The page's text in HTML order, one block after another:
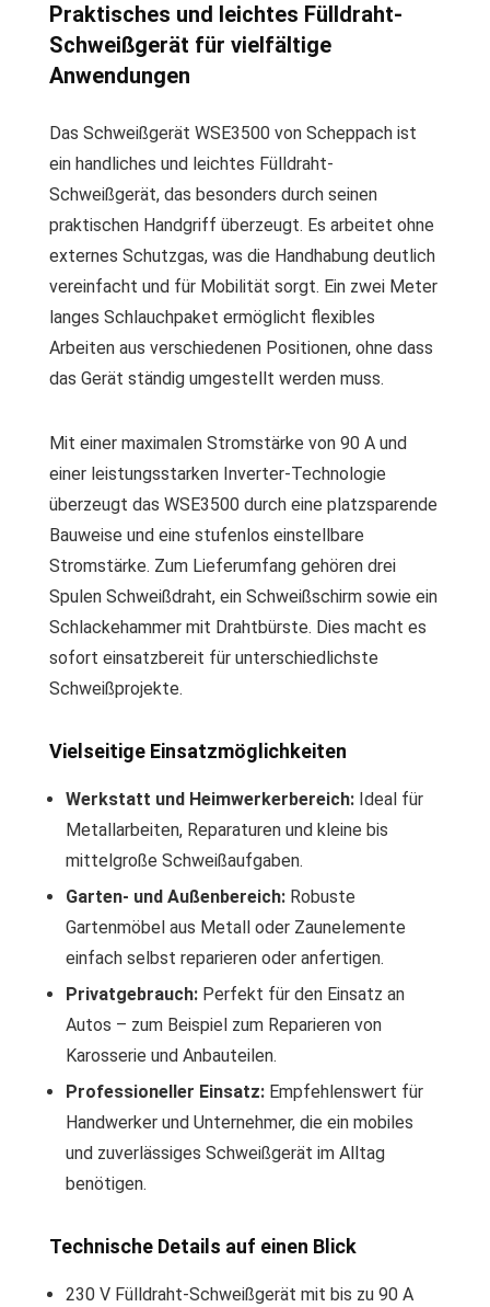
Praktisches und leichtes Fülldraht-
Schweißgerät für vielfältige
Anwendungen
Das Schweißgerät WSE3500 von Scheppach ist
ein handliches und leichtes Fülldraht-
Schweißgerät, das besonders durch seinen
praktischen Handgriff überzeugt. Es arbeitet ohne
externes Schutzgas, was die Handhabung deutlich
vereinfacht und für Mobilität sorgt. Ein zwei Meter
langes Schlauchpaket ermöglicht flexibles
Arbeiten aus verschiedenen Positionen, ohne dass
das Gerät ständig umgestellt werden muss.
Mit einer maximalen Stromstärke von 90 A und
einer leistungsstarken Inverter-Technologie
überzeugt das WSE3500 durch eine platzsparende
Bauweise und eine stufenlos einstellbare
Stromstärke. Zum Lieferumfang gehören drei
Spulen Schweißdraht, ein Schweißschirm sowie ein
Schlackehammer mit Drahtbürste. Dies macht es
sofort einsatzbereit für unterschiedlichste
Schweißprojekte.
Vielseitige Einsatzmöglichkeiten
Werkstatt und Heimwerkerbereich: Ideal für
Metallarbeiten, Reparaturen und kleine bis
mittelgroße Schweißaufgaben.
Garten- und Außenbereich: Robuste
Gartenmöbel aus Metall oder Zaunelemente
einfach selbst reparieren oder anfertigen.
Privatgebrauch: Perfekt für den Einsatz an
Autos – zum Beispiel zum Reparieren von
Karosserie und Anbauteilen.
Professioneller Einsatz: Empfehlenswert für
Handwerker und Unternehmer, die ein mobiles
und zuverlässiges Schweißgerät im Alltag
benötigen.
Technische Details auf einen Blick
230 V Fülldraht-Schweißgerät mit bis zu 90 A